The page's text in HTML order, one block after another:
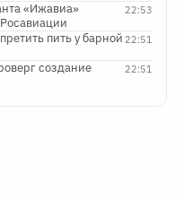
22:53
«Ижавиа»
22:51
пить у барной
22:51
создание